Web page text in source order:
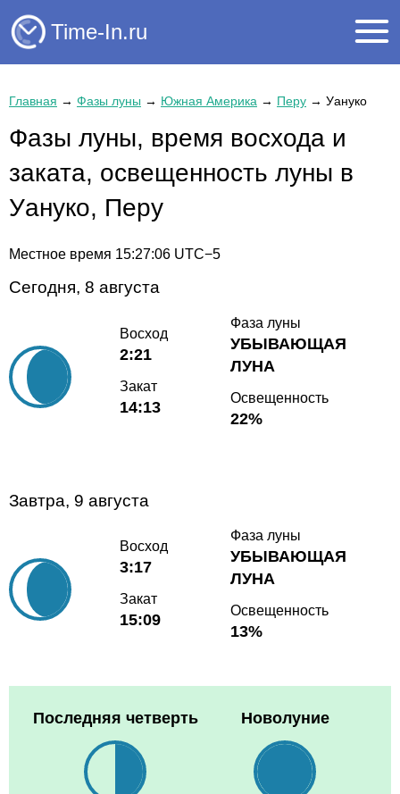
Time-In.ru
Главная → Фазы луны → Южная Америка → Перу → Уануко
Фазы луны, время восхода и
заката, освещенность луны в
Уануко, Перу
Местное время 15:27:06 UTC−5
Сегодня, 8 августа
Восход
2:21
Закат
14:13
Фаза луны
УБЫВАЮЩАЯ
ЛУНА
Освещенность
22%
Завтра, 9 августа
Восход
3:17
Закат
15:09
Фаза луны
УБЫВАЮЩАЯ
ЛУНА
Освещенность
13%
Последняя четверть Новолуние